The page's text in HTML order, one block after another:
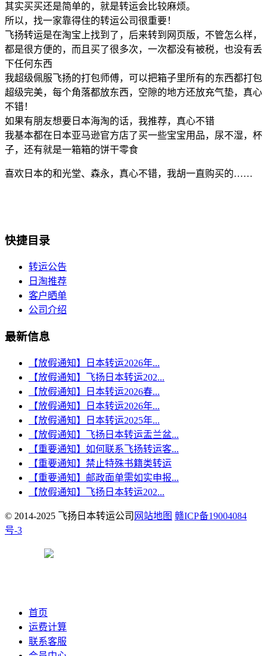
其实买买还是简单的，就是转运会比较麻烦。
所以，找一家靠得住的转运公司很重要！
飞扬转运是在淘宝上找到了，后来转到网页版，不管怎么样，
都是很方便的，而且买了很多次，一次都没有被税，也没有丢
下任何东西
我超级佩服飞扬的打包师傅，可以把箱子里所有的东西都打包
超级完美，每个角落都放东西，空隙的地方还放充气垫，真心
不错！
如果有朋友想要日本海淘的话，我推荐，真心不错
我基本都在日本亚马逊官方店了买一些宝宝用品，尿不湿，杯
子，还有就是一箱箱的饼干零食
喜欢日本的和光堂、森永，真心不错，我胡一直购买的……
快捷目录
转运公告
日淘推荐
客户晒单
公司介绍
最新信息
【放假通知】日本转运2026年...
【放假通知】飞扬日本转运202...
【放假通知】日本转运2026春...
【放假通知】日本转运2026年...
【放假通知】日本转运2025年...
【放假通知】飞扬日本转运盂兰盆...
【重要通知】如何联系飞扬转运客...
【重要通知】禁止特殊书籍类转运
【重要通知】邮政面单需如实申报...
【放假通知】飞扬日本转运202...
© 2014-2025 飞扬日本转运公司 网站地图 赣ICP备19004084
号-3
首页
运费计算
联系客服